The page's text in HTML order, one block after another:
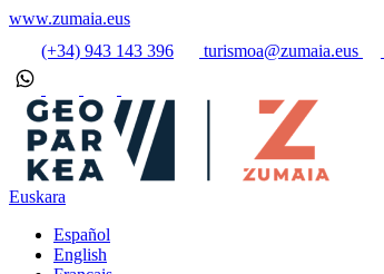
www.zumaia.eus
(+34) 943 143 396
turismoa@zumaia.eus
Euskara
Español
English